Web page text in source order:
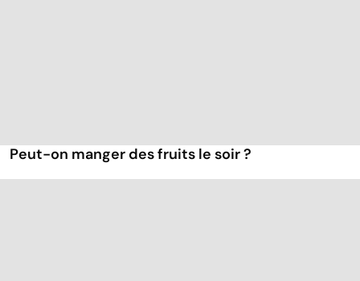
Peut-on manger des fruits le soir ?